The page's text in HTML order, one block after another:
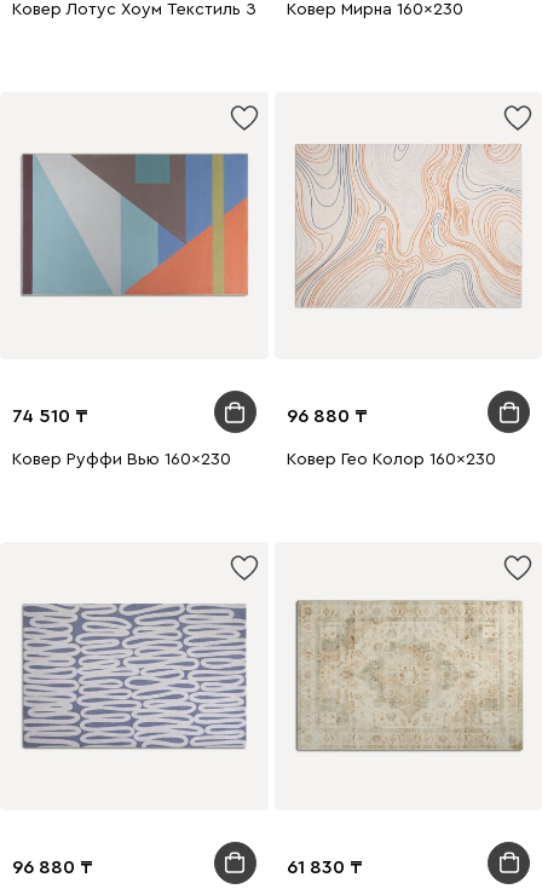
Ковер Лотус Хоум Текстиль Зеленый 160x230
Ковер Мирна 160x230
74 510
Ковер Руффи Вью 160x230
96 880
Ковер Гео Колор 160x230
96 880 61 830